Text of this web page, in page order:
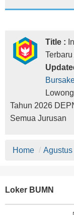
Title :
Tahun 2026
Semua Jurusan
Home / Agustus
Loker BUMN